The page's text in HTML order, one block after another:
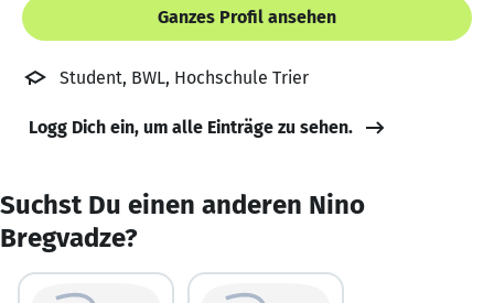
Ganzes Profil ansehen
Student, BWL, Hochschule Trier
Logg Dich ein, um alle Einträge zu sehen.
Suchst Du einen anderen Nino
Bregvadze?